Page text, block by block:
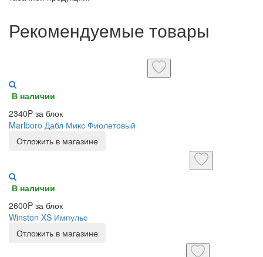
Рекомендуемые товары
В наличии
2340P за блок
Marlboro Дабл Микс Фиолетовый
Отложить в магазине
В наличии
2600P за блок
Winston XS Импульс
Отложить в магазине